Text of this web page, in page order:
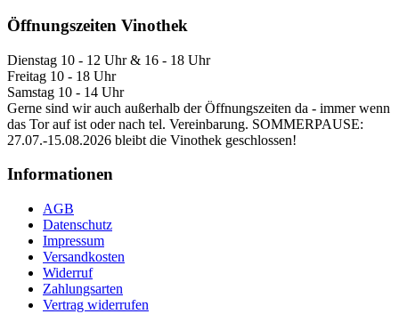
Öffnungszeiten Vinothek
Dienstag 10 - 12 Uhr & 16 - 18 Uhr
Freitag 10 - 18 Uhr
Samstag 10 - 14 Uhr
Gerne sind wir auch außerhalb der Öffnungszeiten da - immer wenn
das Tor auf ist oder nach tel. Vereinbarung. SOMMERPAUSE:
27.07.-15.08.2026 bleibt die Vinothek geschlossen!
Informationen
AGB
Datenschutz
Impressum
Versandkosten
Widerruf
Zahlungsarten
Vertrag widerrufen